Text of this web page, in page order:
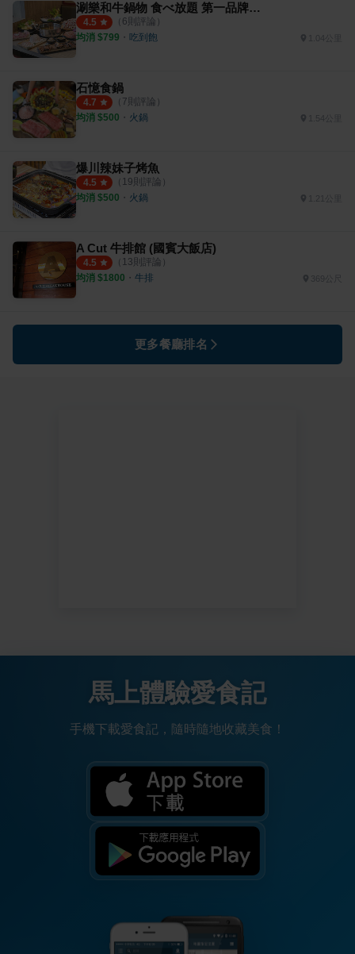
涮樂和牛鍋物 食べ放題 第一品牌 新竹經國店
4.5 （ 6則評論）
均消 $799 ・ 吃到飽 1.04公里
石憶食鍋
4.7 （ 7則評論）
均消 $500 ・ 火鍋 1.54公里
爆川辣妹子烤魚
4.5 （ 19則評論）
均消 $500 ・ 火鍋
A Cut 牛排館 (國賓大飯店)
4.5 （ 13則評論）
均消 $1800 ・ 牛排
更多餐廳排名
馬上體驗愛食記
手機下載愛食記，隨時隨地收藏美食！